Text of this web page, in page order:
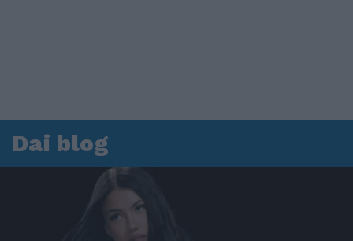
Dai blog